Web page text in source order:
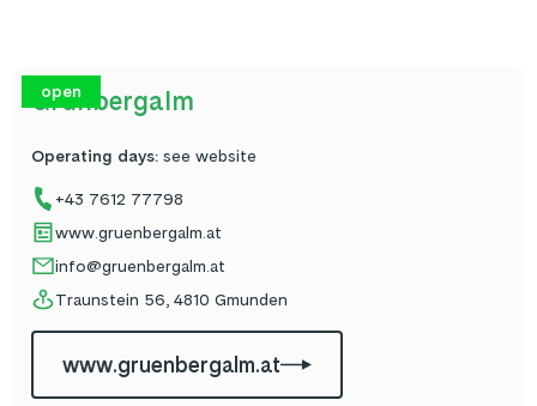
open
Grünbergalm
Operating days: see website
+43 7612 77798
www.gruenbergalm.at
info@gruenbergalm.at
Traunstein 56, 4810 Gmunden
www.gruenbergalm.at